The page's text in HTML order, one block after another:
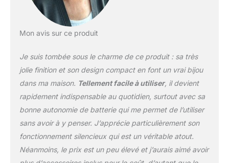
Mon avis sur ce produit
Je suis tombée sous le charme de ce produit : sa très
jolie finition et son design compact en font un vrai bijou
dans ma maison. Tellement facile à utiliser, il devient
rapidement indispensable au quotidien, surtout avec sa
bonne autonomie de batterie qui me permet de l’utiliser
sans avoir à y penser. J’apprécie particulièrement son
fonctionnement silencieux qui est un véritable atout.
Néanmoins, le prix est un peu élevé et j’aurais aimé avoir